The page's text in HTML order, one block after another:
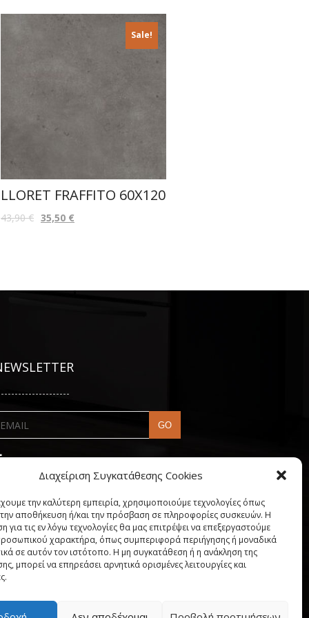
Διαχείριση Συγκατάθεσης Cookies
την καλύτερη εμπειρία, χρησιμοποιούμε τεχνολογίες όπως
αποθήκευση ή/και την πρόσβαση σε πληροφορίες συσκευών. Η
για τις εν λόγω τεχνολογίες θα μας επιτρέψει να επεξεργαστούμε
χαρακτήρα, όπως συμπεριφορά περιήγησης ή μοναδικά
σε αυτόν τον ιστότοπο. Η μη συγκατάθεση ή η ανάκληση της
μπορεί να επηρεάσει αρνητικά ορισμένες λειτουργίες και
Sale!
LLORET FRAFFITO 60X120
43,90€ 35,50 €
My account